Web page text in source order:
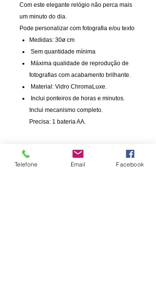
Com este elegante relógio não perca mais
um minuto do dia.
Pode personalizar com fotografia e/ou texto
Medidas: 30ø cm
Sem quantidade mínima
Máxima qualidade de reprodução de
fotografias com acabamento brilhante.
Material: Vidro ChromaLuxe.
Inclui ponteiros de horas e minutos.
Inclui mecanismo completo.
Precisa: 1 bateria AA.
INFORMAÇÃO PAGAMENTOS
Telefone Email Facebook